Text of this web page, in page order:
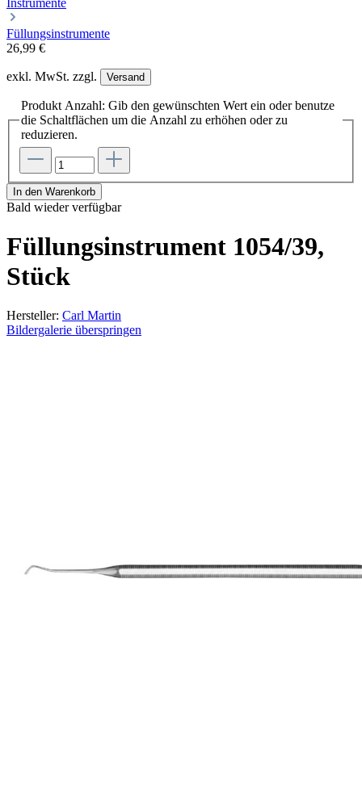
Instrumente
Füllungsinstrumente
26,99 €
exkl. MwSt. zzgl. Versand
Produkt Anzahl: Gib den gewünschten Wert ein oder benutze
die Schaltflächen um die Anzahl zu erhöhen oder zu
reduzieren.
In den Warenkorb
Bald wieder verfügbar
Füllungsinstrument 1054/39,
Stück
Hersteller: Carl Martin
Bildergalerie überspringen